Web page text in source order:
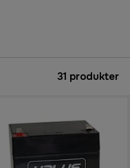
31 produkter